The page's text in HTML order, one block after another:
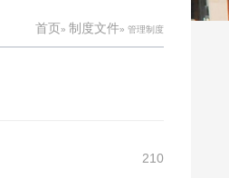
首页» 制度文件» 管理制度
210